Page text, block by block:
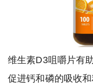
维生素D3咀嚼片有
促进钙和磷的吸收